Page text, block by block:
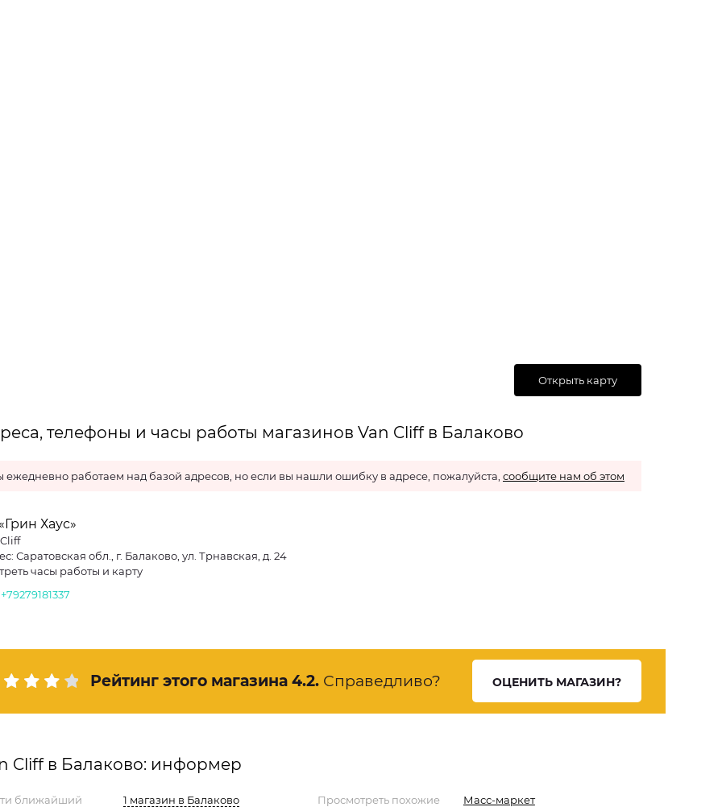
Открыть карту
телефоны и часы работы магазинов Van Cliff в Балаково
ежедневно работаем над базой адресов, но если вы нашли ошибку в адресе, пожалуйста, сообщите нам об этом
Хаус»
Саратовская обл., г. Балаково, ул. Трнавская, д. 24
часы работы и карту
+79279181337
Рейтинг этого магазина 4.2. Справедливо? ОЦЕНИТЬ МАГАЗИН?
Cliff в Балаково: информер
ближайший
1 магазин в Балаково
Просмотреть похожие
Масс-маркет